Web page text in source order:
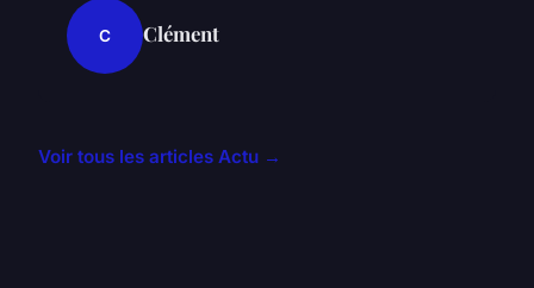
C Clément
Voir tous les articles Actu →